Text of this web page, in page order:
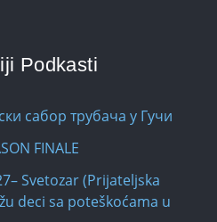
Podkasti
сабор трубача у Гучи
FINALE
Svetozar (Prijateljska
deci sa poteškoćama u